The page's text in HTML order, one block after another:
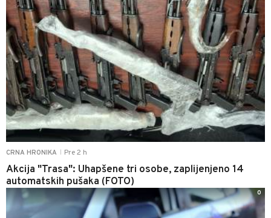
CRNA HRONIKA Pre 2 h
Akcija "Trasa": Uhapšene tri osobe, zaplijenjeno 14
automatskih pušaka (FOTO)
0